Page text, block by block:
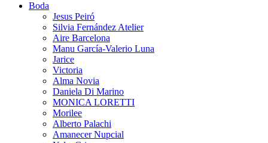
Boda
Jesus Peiró
Silvia Fernández Atelier
Aire Barcelona
Manu García-Valerio Luna
Jarice
Victoria
Alma Novia
Daniela Di Marino
MONICA LORETTI
Morilee
Alberto Palachi
Amanecer Nupcial